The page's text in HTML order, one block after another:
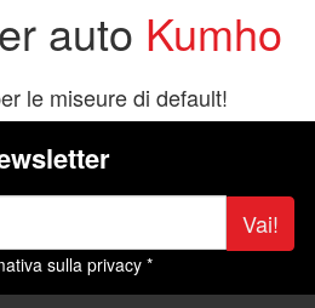
auto Kumho
le miseure di default!
Vai!
sulla privacy *